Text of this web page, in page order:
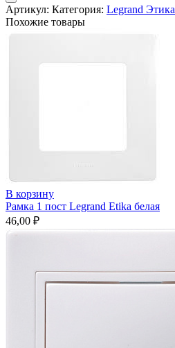
3
поста
Legrand
Артикул: Категория: Legrand Этика
Похожие товары
В корзину
Рамка 1 пост Legrand Etika белая
46,00 ₽